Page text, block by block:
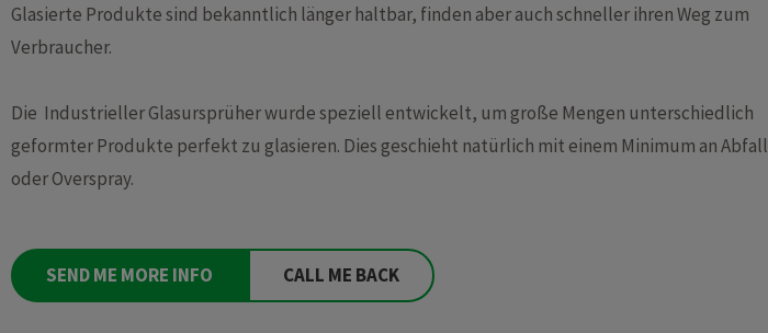
Glasierte Produkte sind bekanntlich länger haltbar, finden aber auch schneller ihren Weg zum
Verbraucher.
Die Industrieller Glasursprüher wurde speziell entwickelt, um große Mengen unterschiedlich
geformter Produkte perfekt zu glasieren. Dies geschieht natürlich mit einem Minimum an Abfall
oder Overspray.
SEND ME MORE INFO CALL ME BACK